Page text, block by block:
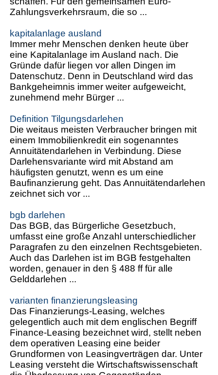
Zahlungsverkehrsraum, die so ...
kapitalanlage ausland
Immer mehr Menschen denken heute über
eine Kapitalanlage im Ausland nach. Die
Gründe dafür liegen vor allen Dingen im
Datenschutz. Denn in Deutschland wird das
Bankgeheimnis immer weiter aufgeweicht,
zunehmend mehr Bürger ...
Definition Tilgungsdarlehen
Die weitaus meisten Verbraucher bringen mit
einem Immobilienkredit ein sogenanntes
Annuitätendarlehen in Verbindung. Diese
Darlehensvariante wird mit Abstand am
häufigsten genutzt, wenn es um eine
Baufinanzierung geht. Das Annuitätendarlehen
zeichnet sich vor ...
bgb darlehen
Das BGB, das Bürgerliche Gesetzbuch,
umfasst eine große Anzahl unterschiedlicher
Paragrafen zu den einzelnen Rechtsgebieten.
Auch das Darlehen ist im BGB festgehalten
worden, genauer in den § 488 ff für alle
Gelddarlehen ...
varianten finanzierungsleasing
Das Finanzierungs-Leasing, welches
gelegentlich auch mit dem englischen Begriff
Finance-Leasing bezeichnet wird, stellt neben
dem operativen Leasing eine beider
Grundformen von Leasingverträgen dar. Unter
Leasing versteht die Wirtschaftswissenschaft